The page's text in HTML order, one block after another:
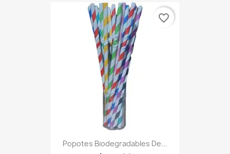
Popotes Biodegradables De...
favorite_border